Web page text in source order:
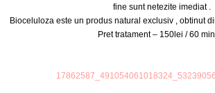
fine sunt netezite imediat .
Bioceluloza este un produs natural exclusiv , obtinut
Pret tratament – 150lei / 60